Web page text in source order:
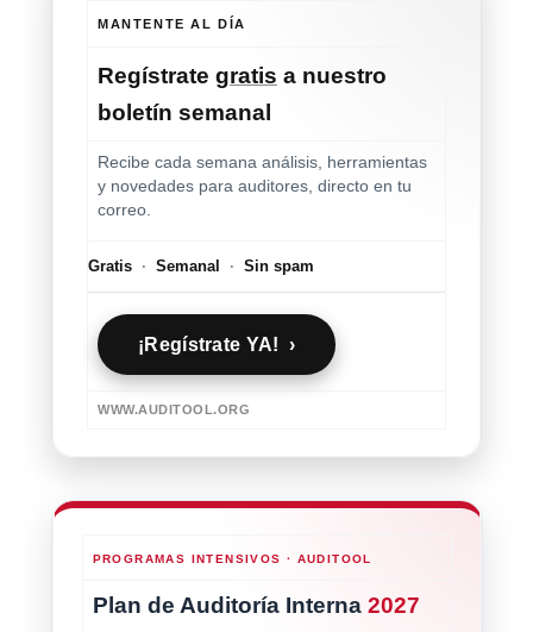
MANTENTE AL DÍA
Regístrate gratis a nuestro
boletín semanal
Recibe cada semana análisis, herramientas
y novedades para auditores, directo en tu
correo.
Gratis · Semanal · Sin spam
¡Regístrate YA! ›
WWW.AUDITOOL.ORG
PROGRAMAS INTENSIVOS · AUDITOOL
Plan de Auditoría Interna 2027